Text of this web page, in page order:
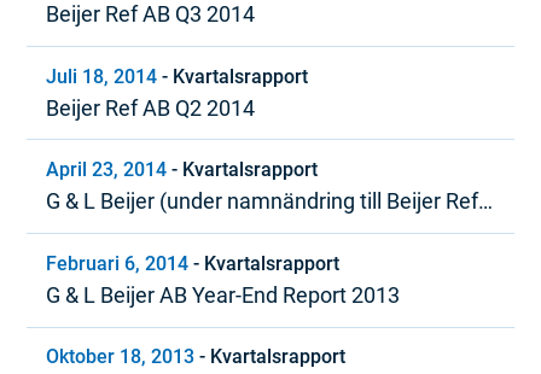
Beijer Ref AB Q3 2014
Juli 18, 2014 - Kvartalsrapport
Beijer Ref AB Q2 2014
April 23, 2014 - Kvartalsrapport
G & L Beijer (under namnändring till Beijer Ref)
Kvartal 1, 2014
Februari 6, 2014 - Kvartalsrapport
G & L Beijer AB Year-End Report 2013
Oktober 18, 2013 - Kvartalsrapport